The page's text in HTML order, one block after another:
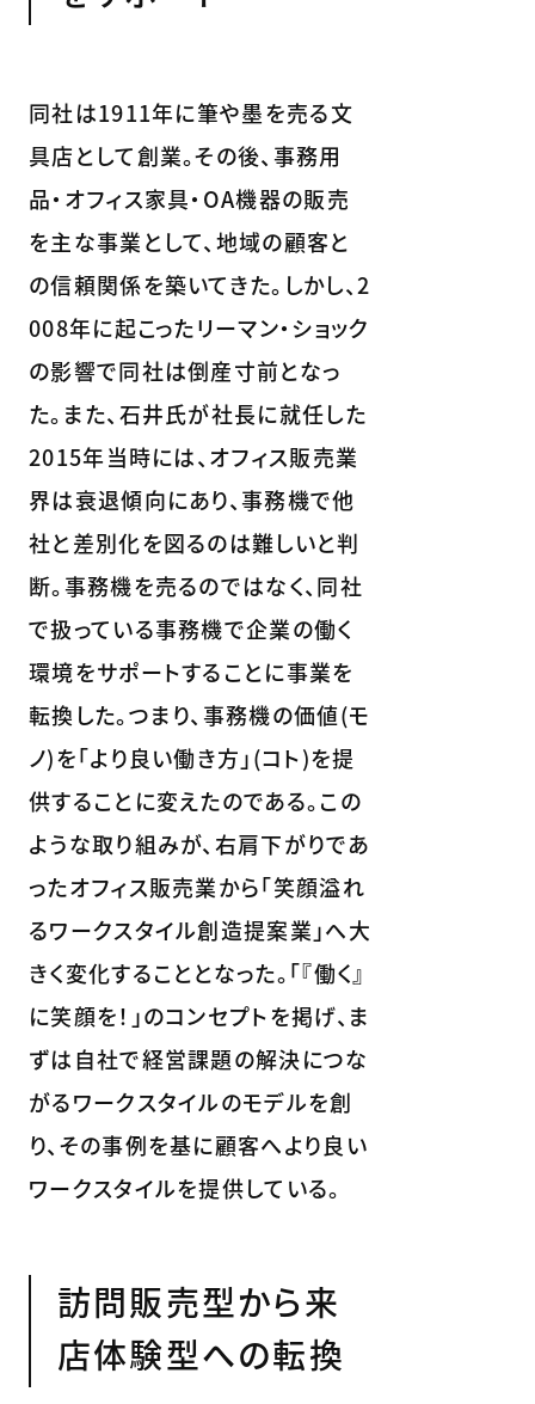
同社は1911年に筆や墨を売る文
具店として創業。その後、事務用
品・オフィス家具・OA機器の販売
を主な事業として、地域の顧客と
の信頼関係を築いてきた。しかし、2
008年に起こったリーマン・ショック
の影響で同社は倒産寸前となっ
た。また、石井氏が社長に就任した
2015年当時には、オフィス販売業
界は衰退傾向にあり、事務機で他
社と差別化を図るのは難しいと判
断。事務機を売るのではなく、同社
で扱っている事務機で企業の働く
環境をサポートすることに事業を
転換した。つまり、事務機の価値(モ
ノ)を「より良い働き方」(コト)を提
供することに変えたのである。この
ような取り組みが、右肩下がりであ
ったオフィス販売業から「笑顔溢れ
るワークスタイル創造提案業」へ大
きく変化することとなった。「『働く』
に笑顔を！」のコンセプトを掲げ、ま
ずは自社で経営課題の解決につな
がるワークスタイルのモデルを創
り、その事例を基に顧客へより良い
ワークスタイルを提供している。
訪問販売型から来
店体験型への転換